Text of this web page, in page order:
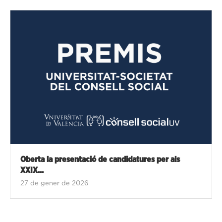
Oberta la presentació de candidatures per als
XXIX...
27 de gener de 2026